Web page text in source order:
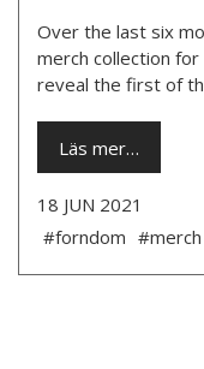
Over the last six
merch collection
reveal the first of
Läs mer…
18 JUN 2021
#forndom #merch